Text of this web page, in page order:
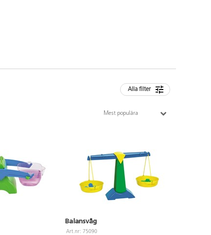
Alla filter
Mest populära
Balansvåg
Art.nr: 75090